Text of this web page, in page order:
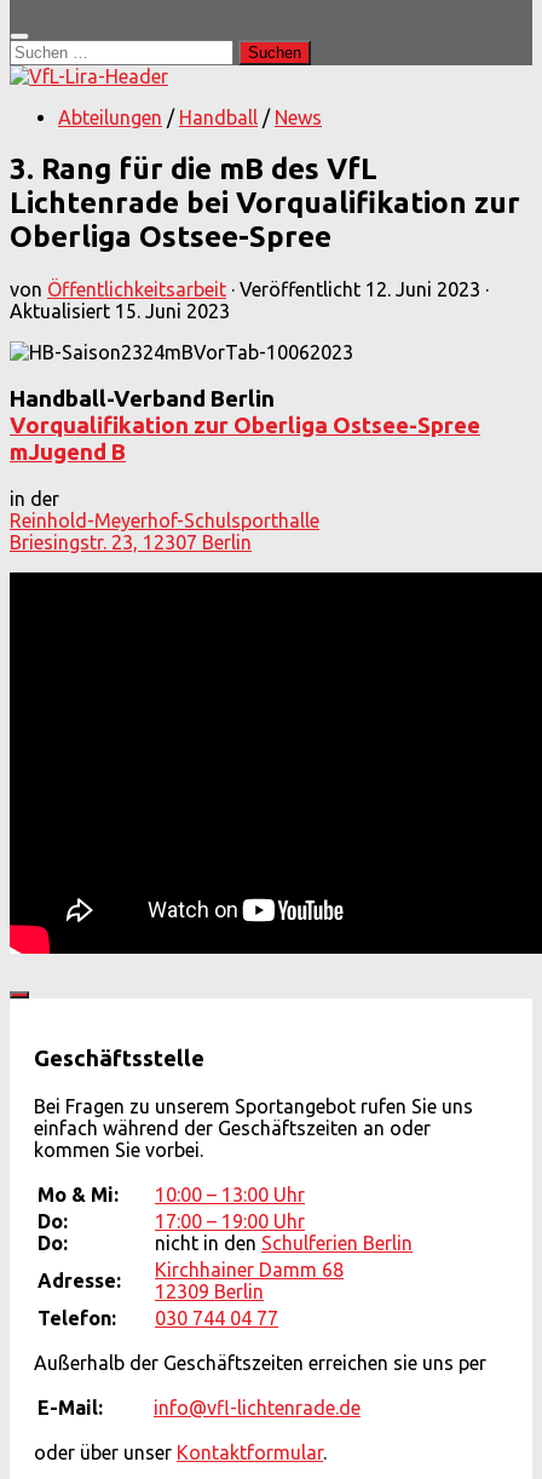
Suchen
nach:
Abteilungen / Handball / News
3. Rang für die mB des VfL
Lichtenrade bei Vorqualifikation zur
Oberliga Ostsee-Spree
von Öffentlichkeitsarbeit · Veröffentlicht 12. Juni 2023 ·
Aktualisiert 15. Juni 2023
Handball-Verband Berlin
Vorqualifikation zur Oberliga Ostsee-Spree
mJugend B
in der
Reinhold-Meyerhof-Schulsporthalle
Briesingstr. 23, 12307 Berlin
Geschäftsstelle
Bei Fragen zu unserem Sportangebot rufen Sie uns
einfach während der Geschäftszeiten an oder
kommen Sie vorbei.
Mo & Mi:
10:00 – 13:00 Uhr
Do:
Do:
17:00 – 19:00 Uhr
nicht in den Schulferien Berlin
Adresse:
Kirchhainer Damm 68
12309 Berlin
Telefon:
030 744 04 77
Außerhalb der Geschäftszeiten erreichen sie uns per
E-Mail: info@vfl-lichtenrade.de
oder über unser Kontaktformular.